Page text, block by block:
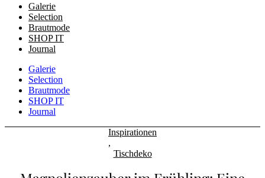
Galerie
Selection
Brautmode
SHOP IT
Journal
Galerie
Selection
Brautmode
SHOP IT
Journal
Inspirationen
,
Tischdeko